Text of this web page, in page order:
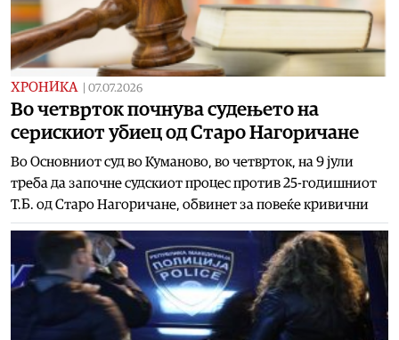
ХРОНИКА 07.07.2026
Во четврток почнува судењето на
серискиот убиец од Старо Нагоричане
Во Основниот суд во Куманово, во четврток, на 9 јули
треба да започне судскиот процес против 25-годишниот
Т.Б. од Старо Нагоричане, обвинет за повеќе кривични